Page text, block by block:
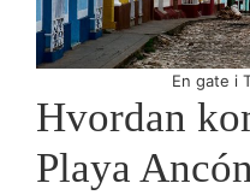
En gate i
Hvordan
Playa Ancón